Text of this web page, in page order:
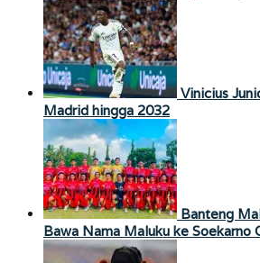
Vinicius
Madrid hingga 2032
Banteng
Bawa Nama Maluku ke Soekarno